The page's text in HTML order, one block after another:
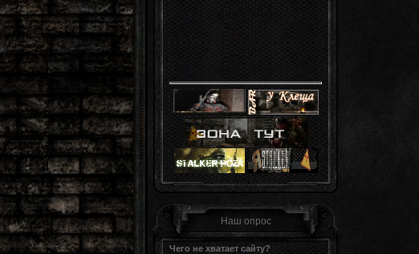
Наш опрос
Чего не хватает сайту?